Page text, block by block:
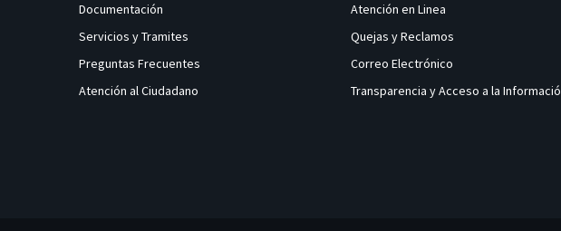
Documentación
Servicios y Tramites
Preguntas Frecuentes
Atención al Ciudadano
Atención en Linea
Quejas y Reclamos
Correo Electrónico
Transparencia y Acceso a la